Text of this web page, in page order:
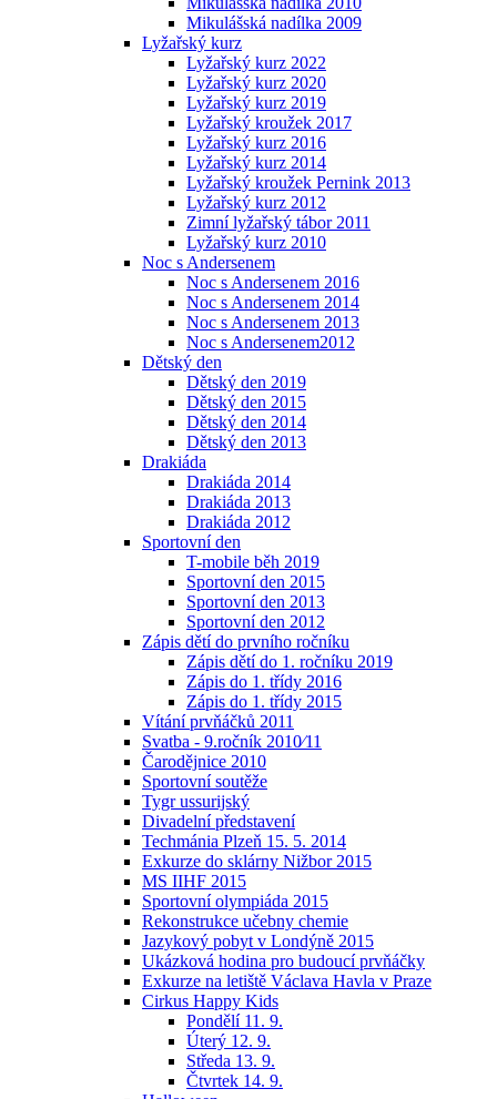
Mikulášská nadílka 2009
Lyžařský kurz
Lyžařský kurz 2022
Lyžařský kurz 2020
Lyžařský kurz 2019
Lyžařský kroužek 2017
Lyžařský kurz 2016
Lyžařský kurz 2014
Lyžařský kroužek Pernink 2013
Lyžařský kurz 2012
Zimní lyžařský tábor 2011
Lyžařský kurz 2010
Noc s Andersenem
Noc s Andersenem 2016
Noc s Andersenem 2014
Noc s Andersenem 2013
Noc s Andersenem2012
Dětský den
Dětský den 2019
Dětský den 2015
Dětský den 2014
Dětský den 2013
Drakiáda
Drakiáda 2014
Drakiáda 2013
Drakiáda 2012
Sportovní den
T-mobile běh 2019
Sportovní den 2015
Sportovní den 2013
Sportovní den 2012
Zápis dětí do prvního ročníku
Zápis dětí do 1. ročníku 2019
Zápis do 1. třídy 2016
Zápis do 1. třídy 2015
Vítání prvňáčků 2011
Svatba - 9.ročník 2010⁄11
Čarodějnice 2010
Sportovní soutěže
Tygr ussurijský
Divadelní představení
Techmánia Plzeň 15. 5. 2014
Exkurze do sklárny Nižbor 2015
MS IIHF 2015
Sportovní olympiáda 2015
Rekonstrukce učebny chemie
Jazykový pobyt v Londýně 2015
Ukázková hodina pro budoucí prvňáčky
Exkurze na letiště Václava Havla v Praze
Cirkus Happy Kids
Pondělí 11. 9.
Úterý 12. 9.
Středa 13. 9.
Čtvrtek 14. 9.